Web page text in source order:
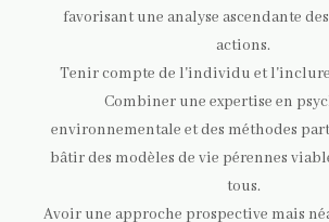
favorisant une analyse ascendante
actions.
Tenir compte de l'individu et l'inclure
Combiner une expertise en
environnementale et des méthodes
bâtir des modèles de vie pérennes
tous.
Avoir une approche prospective mais